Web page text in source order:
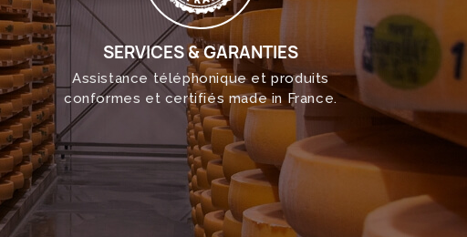
SERVICES & GARANTIES
Assistance téléphonique et produits
conformes et certifiés made in France.